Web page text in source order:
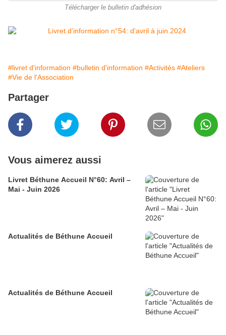
Télécharger le bulletin d'adhésion
#livret d'information #bulletin d'information #Activités #Ateliers
#Vie de l'Association
Partager
Vous aimerez aussi
Livret Béthune Accueil N°60: Avril –
Mai - Juin 2026
Actualités de Béthune Accueil
Actualités de Béthune Accueil